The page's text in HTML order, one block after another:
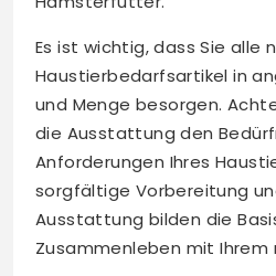
Es ist wichtig, dass Sie alle
Haustierbedarfsartikel in
und Menge besorgen.
die Ausstattung den
Anforderungen Ihres
sorgfältige Vorbereitung
Ausstattung bilden die
Zusammenleben mit Ihrem